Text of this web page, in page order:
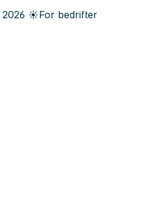
2026 ☀️For bedrifter